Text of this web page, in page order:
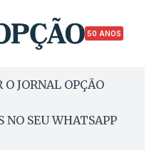
50 ANOS
JORNAL OPÇÃO
NO SEU WHATSAPP